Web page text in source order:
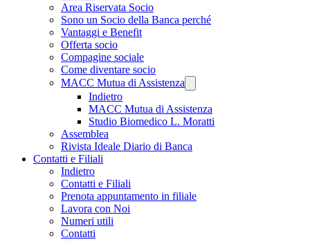
Area Riservata Socio
Sono un Socio della Banca perché
Vantaggi e Benefit
Offerta socio
Compagine sociale
Come diventare socio
MACC Mutua di Assistenza
Indietro
MACC Mutua di Assistenza
Studio Biomedico L. Moratti
Assemblea
Rivista Ideale Diario di Banca
Contatti e Filiali
Indietro
Contatti e Filiali
Prenota appuntamento in filiale
Lavora con Noi
Numeri utili
Contatti